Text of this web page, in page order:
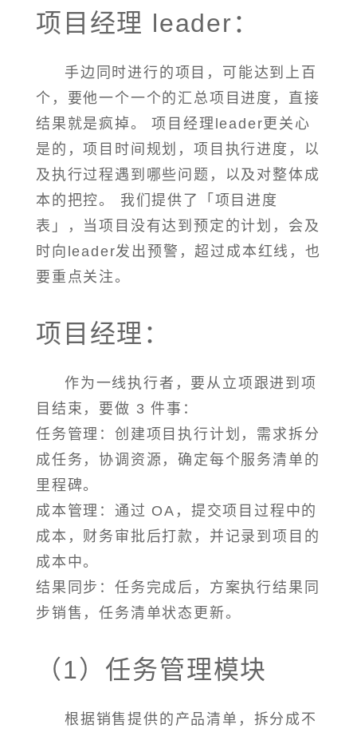
项目经理 leader：
手边同时进行的项目，可能达到上百
个，要他一个一个的汇总项目进度，直接
结果就是疯掉。 项目经理leader更关心
是的，项目时间规划，项目执行进度，以
及执行过程遇到哪些问题，以及对整体成
本的把控。 我们提供了「项目进度
表」，当项目没有达到预定的计划，会及
时向leader发出预警，超过成本红线，也
要重点关注。
项目经理：
作为一线执行者，要从立项跟进到项
目结束，要做 3 件事：
任务管理：创建项目执行计划，需求拆分
成任务，协调资源，确定每个服务清单的
里程碑。
成本管理：通过 OA，提交项目过程中的
成本，财务审批后打款，并记录到项目的
成本中。
结果同步：任务完成后，方案执行结果同
步销售，任务清单状态更新。
（1）任务管理模块
根据销售提供的产品清单，拆分成不